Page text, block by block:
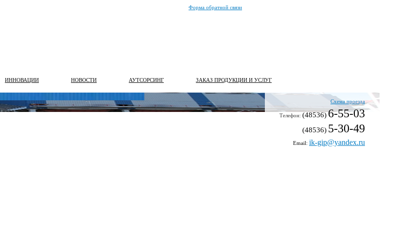
Форма обратной связи
ИННОВАЦИИ НОВОСТИ АУТСОРСИНГ ЗАКАЗ ПРОДУКЦИИ И УСЛУГ
Схема проезда
Телефон: (48536)6-55-03
(48536) 5-30-49
Email: ik-gip@yandex.ru